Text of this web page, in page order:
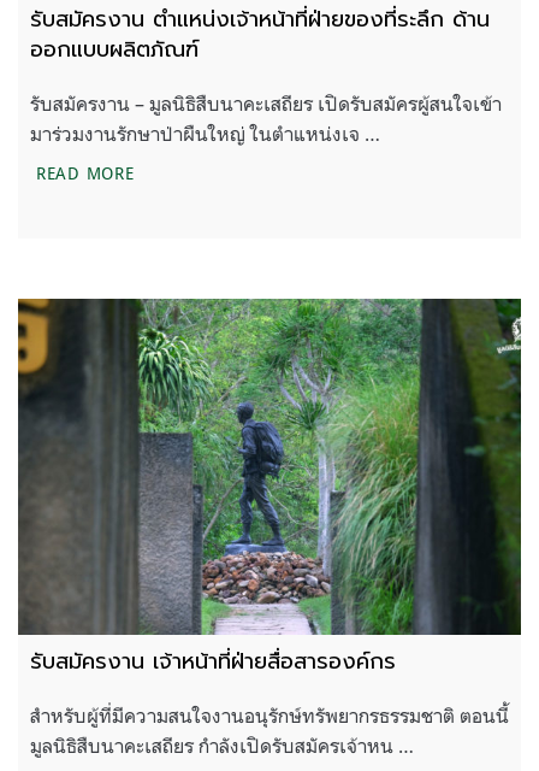
รับสมัครงาน ตำแหน่งเจ้าหน้าที่ฝ่ายของที่ระลึก ด้าน
ออกแบบผลิตภัณฑ์
รับสมัครงาน – มูลนิธิสืบนาคะเสถียร เปิดรับสมัครผู้สนใจเข้า
มาร่วมงานรักษาป่าผืนใหญ่ ในตำแหน่งเจ …
READ MOREรับสมัครงาน ตำแหน่งเจ้าหน้าที่ฝ่ายของที่ระลึก ด้าน
รับสมัครงาน เจ้าหน้าที่ฝ่ายสื่อสารองค์กร
สำหรับผู้ที่มีความสนใจงานอนุรักษ์ทรัพยากรธรรมชาติ ตอนนี้
มูลนิธิสืบนาคะเสถียร กำลังเปิดรับสมัครเจ้าหน …